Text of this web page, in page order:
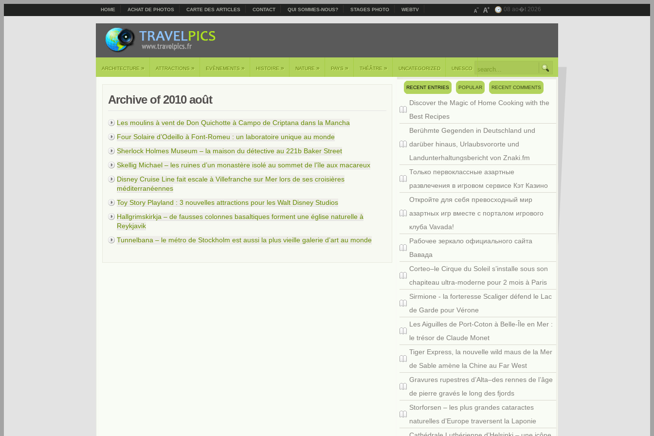
HOME ACHAT DE PHOTOS CARTE DES ARTICLES CONTACT QUI SOMMES-NOUS? STAGES PHOTO WEBTV 08 ao�t 2026
ARCHITECTURE » ATTRACTIONS » EVÈNEMENTS » HISTOIRE » NATURE » PAYS » THÉÂTRE » UNCATEGORIZED UNESCO
Archive of 2010 août
Les moulins à vent de Don Quichotte à Campo de Criptana dans la Mancha
Four Solaire d’Odeillo à Font-Romeu : un laboratoire unique au monde
Sherlock Holmes Museum – la maison du détective au 221b Baker Street
Skellig Michael – les ruines d’un monastère isolé au sommet de l’île aux macareux
Disney Cruise Line fait escale à Villefranche sur Mer lors de ses croisières
méditerranéennes
Toy Story Playland : 3 nouvelles attractions pour les Walt Disney Studios
Hallgrimskirkja – de fausses colonnes basaltiques forment une église naturelle à
Reykjavik
Tunnelbana – le métro de Stockholm est aussi la plus vieille galerie d’art au monde
RECENT ENTRIES POPULAR RECENT COMMENTS
Discover the Magic of Home Cooking with the
Best Recipes
Berühmte Gegenden in Deutschland und
darüber hinaus, Urlaubsvororte und
Landunterhaltungsbericht von Znaki.fm
Только первоклассные азартные
развлечения в игровом сервисе Кэт Казино
Откройте для себя превосходный мир
азартных игр вместе с порталом игрового
клуба Vavada!
Рабочее зеркало официального сайта
Вавада
Corteo–le Cirque du Soleil s’installe sous son
chapiteau ultra-moderne pour 2 mois à Paris
Sirmione - la forteresse Scaliger défend le Lac
de Garde pour Vérone
Les Aiguilles de Port-Coton à Belle-Île en Mer :
le trésor de Claude Monet
Tiger Express, la nouvelle wild maus de la Mer
de Sable amène la Chine au Far West
Gravures rupestres d’Alta–des rennes de l’âge
de pierre gravés le long des fjords
Storforsen – les plus grandes cataractes
naturelles d’Europe traversent la Laponie